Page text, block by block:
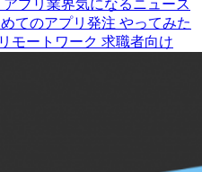
アプリ業界気になるニュース
てのアプリ発注 やってみた
モートワーク 求職者向け